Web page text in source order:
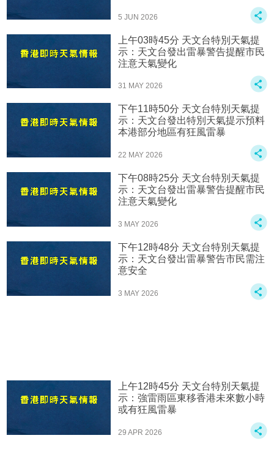
5 JUN 2026
上午03時45分 天文台特別天氣提
示：天文台發出雷暴警告提醒市民
注意天氣變化
31 MAY 2026
下午11時50分 天文台特別天氣提
示：天文台發出特別天氣提示預料
本港部分地區有狂風雷暴
22 MAY 2026
下午08時25分 天文台特別天氣提
示：天文台發出雷暴警告提醒市民
注意天氣變化
3 MAY 2026
下午12時48分 天文台特別天氣提
示：天文台發出雷暴警告市民需注
意安全
3 MAY 2026
上午12時45分 天文台特別天氣提
示：強雷雨區東移香港未來數小時
或有狂風雷暴
29 APR 2026